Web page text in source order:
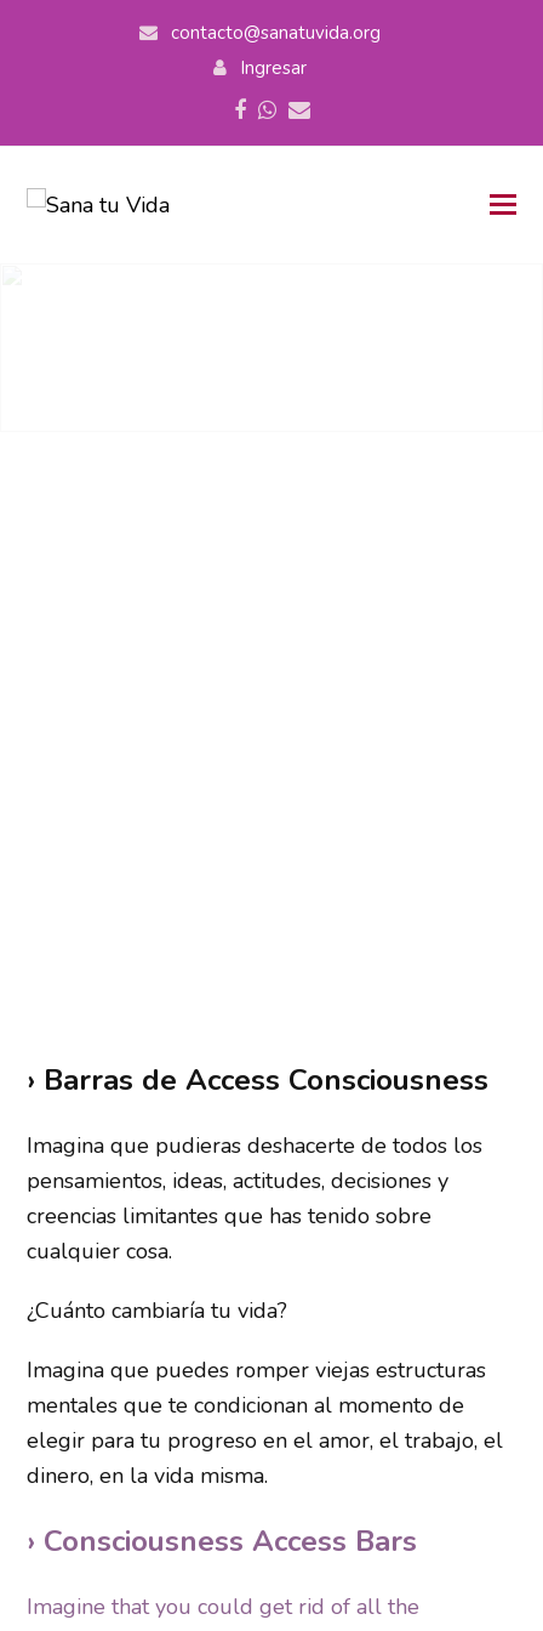
contacto@sanatuvida.org
Ingresar
Facebook
Whatsapp
Correo
electrónico
› Barras de Access Consciousness
Imagina que pudieras deshacerte de todos los
pensamientos, ideas, actitudes, decisiones y
creencias limitantes que has tenido sobre
cualquier cosa.
¿Cuánto cambiaría tu vida?
Imagina que puedes romper viejas estructuras
mentales que te condicionan al momento de
elegir para tu progreso en el amor, el trabajo, el
dinero, en la vida misma.
› Consciousness Access Bars
Imagine that you could get rid of all the